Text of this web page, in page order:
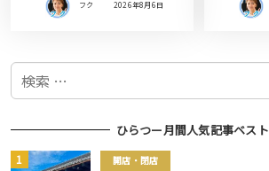
フク 2026年8月6日
検
ひらつー月間人気記事ベス
開店・閉店